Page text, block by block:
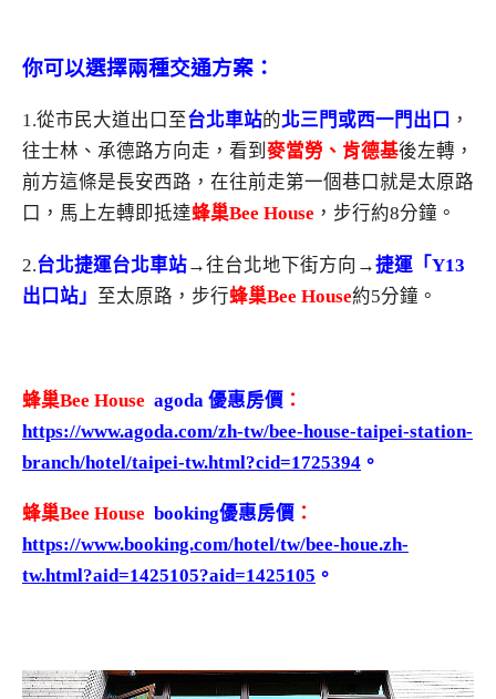
你可以選擇兩種交通方案：
1.從市民大道出口至台北車站的北三門或西一門出口 ，
往士林、承德路方向走，看到 麥當勞、肯德基後左轉，
前方這條是長安西路，在往前走第一個巷口就是太原路
口，馬上左轉即抵達蜂巢Bee House ，步行約8分鐘。
2.台北捷運台北車站→往台北地下街方向→捷運「Y13
出口站」 至太原路，步行蜂巢Bee House約5分鐘。
蜂巢Bee House agoda 優惠房價 ：
https://www.agoda.com/zh-tw/bee-house-taipei-station-
branch/hotel/taipei-tw.html?cid=1725394 。
蜂巢Bee House booking優惠房價 ：
https://www.booking.com/hotel/tw/bee-houe.zh-
tw.html?aid=1425105?aid=1425105 。